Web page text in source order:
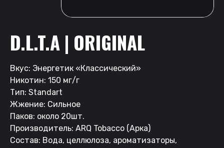
D.L.T.A | ORIGINAL
Вкус: Энергетик «Классический»
Никотин: 150 мг/г
Тип: Standart
Жжение: Сильное
Паков: около 20шт.
Производитель: ARQ Tobacco (Арка)
Состав: Вода, целлюлоза, ароматизаторы,